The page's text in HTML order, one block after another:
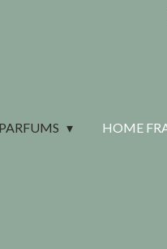
HOME